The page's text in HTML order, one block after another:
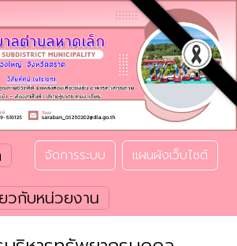
จัดการระบบ แผนผังเว็บไซต์
วกับหน่วยงาน